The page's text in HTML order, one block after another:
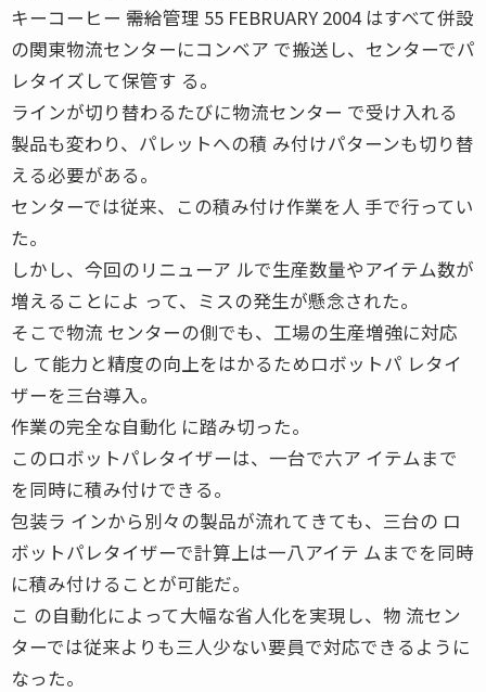
キーコーヒー ――需給管理 55 FEBRUARY 2004 はすべて併設
の関東物流センターにコンベア で搬送し、センターでパ
レタイズして保管す る。
ラインが切り替わるたびに物流センター で受け入れる
製品も変わり、パレットへの積 み付けパターンも切り替
える必要がある。
センターでは従来、この積み付け作業を人 手で行ってい
た。
しかし、今回のリニューア ルで生産数量やアイテム数が
増えることによ って、ミスの発生が懸念された。
そこで物流 センターの側でも、工場の生産増強に対応
し て能力と精度の向上をはかるためロボットパ レタイ
ザーを三台導入。
作業の完全な自動化 に踏み切った。
このロボットパレタイザーは、一台で六ア イテムまで
を同時に積み付けできる。
包装ラ インから別々の製品が流れてきても、三台の ロ
ボットパレタイザーで計算上は一八アイテ ムまでを同時
に積み付けることが可能だ。
こ の自動化によって大幅な省人化を実現し、物 流セン
ターでは従来よりも三人少ない要員で対応できるように
なった。